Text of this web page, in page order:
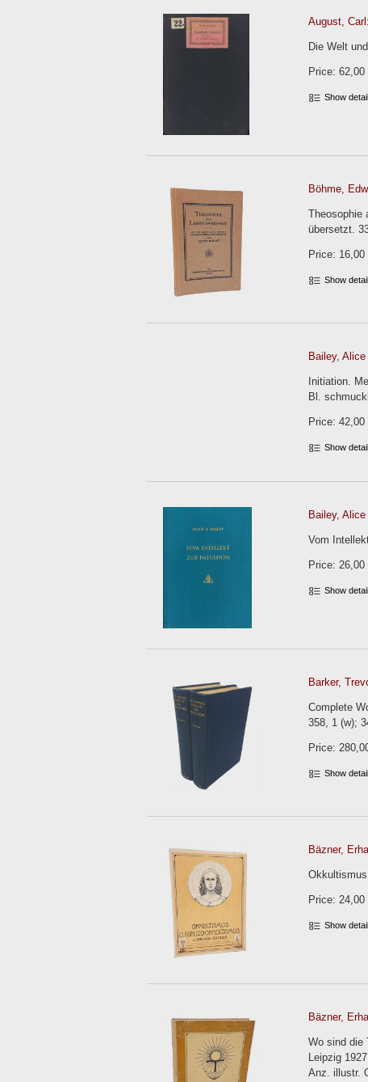
August, Carl:
Die Welt
Price: 62,00
Show
Böhme,
Theosophie
übersetzt.
Price: 16,00
Show
Bailey,
Initiation.
Bl.
Price: 42,00
Show
Bailey,
Vom
Price: 26,00
Show
Barker,
Complete
358, 1 (w);
Price:
Show
Bäzner,
Price: 24,00
Show
Bäzner,
Wo sind die
Leipzig
Anz. illustr.